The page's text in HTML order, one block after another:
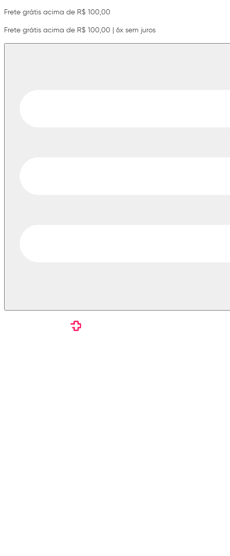
Frete grátis acima de R$ 100,00
Frete grátis acima de R$ 100,00 | 6x sem juros